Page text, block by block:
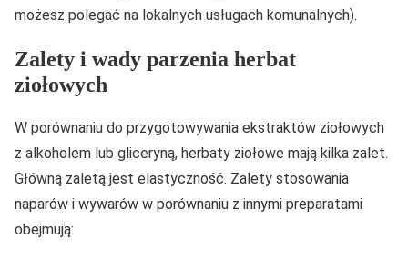
możesz polegać na lokalnych usługach komunalnych).
Zalety i wady parzenia herbat
ziołowych
W porównaniu do przygotowywania ekstraktów ziołowych
z alkoholem lub gliceryną, herbaty ziołowe mają kilka zalet.
Główną zaletą jest elastyczność. Zalety stosowania
naparów i wywarów w porównaniu z innymi preparatami
obejmują: